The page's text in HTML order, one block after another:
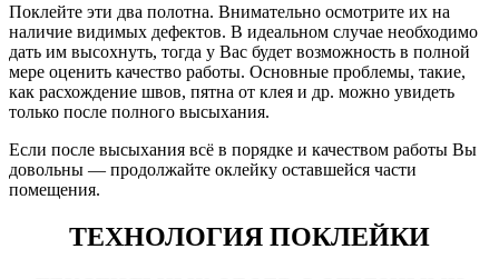
Поклейте эти два полотна. Внимательно осмотрите их на
наличие видимых дефектов. В идеальном случае необходимо
дать им высохнуть, тогда у Вас будет возможность в полной
мере оценить качество работы. Основные проблемы, такие,
как расхождение швов, пятна от клея и др. можно увидеть
только после полного высыхания.
Если после высыхания всё в порядке и качеством работы Вы
довольны — продолжайте оклейку оставшейся части
помещения.
ТЕХНОЛОГИЯ ПОКЛЕЙКИ